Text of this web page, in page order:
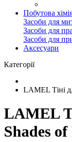
Побутова
Засоби для
Засоби для
Засоби для
Аксесуари
Категорії
LAMEL Тіні
LAMEL
Shades